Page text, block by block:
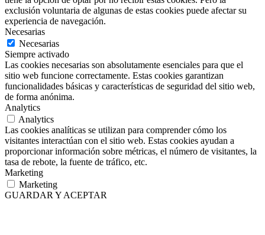
exclusión voluntaria de algunas de estas cookies puede afectar su
experiencia de navegación.
Necesarias
Necesarias
Siempre activado
Las cookies necesarias son absolutamente esenciales para que el
sitio web funcione correctamente. Estas cookies garantizan
funcionalidades básicas y características de seguridad del sitio web,
de forma anónima.
Analytics
Analytics
Las cookies analíticas se utilizan para comprender cómo los
visitantes interactúan con el sitio web. Estas cookies ayudan a
proporcionar información sobre métricas, el número de visitantes, la
tasa de rebote, la fuente de tráfico, etc.
Marketing
Marketing
GUARDAR Y ACEPTAR